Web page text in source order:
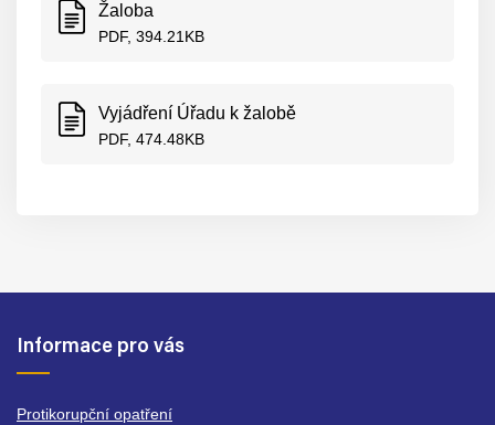
Žaloba
PDF, 394.21KB
Vyjádření Úřadu k žalobě
PDF, 474.48KB
Informace pro vás
Protikorupční opatření